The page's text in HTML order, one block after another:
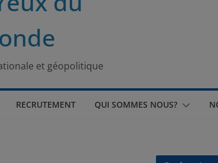
et géopolitique
RECRUTEMENT QUI SOMMES NOUS?